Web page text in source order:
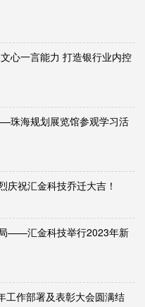
心一言能力 打造银行业内控
珠海规划展览馆参观学习活
祝汇金科技乔迁大吉！
——汇金科技举行2023年新
工作部署及表彰大会圆满结